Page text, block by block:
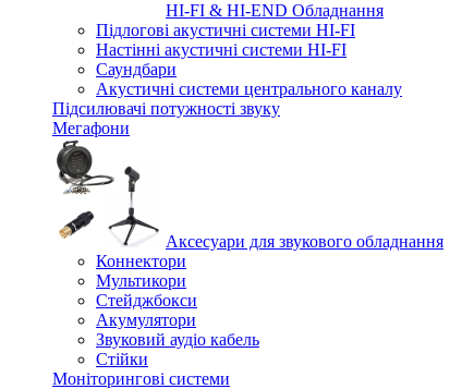
HI-FI & HI-END Обладнання
Підлогові акустичні системи HI-FI
Настінні акустичні системи HI-FI
Саундбари
Акустичні системи центрального каналу
Підсилювачі потужності звуку
Мегафони
Аксесуари для звукового обладнання
Коннектори
Мультикори
Стейджбокси
Акумулятори
Звуковий аудіо кабель
Стійки
Моніторингові системи